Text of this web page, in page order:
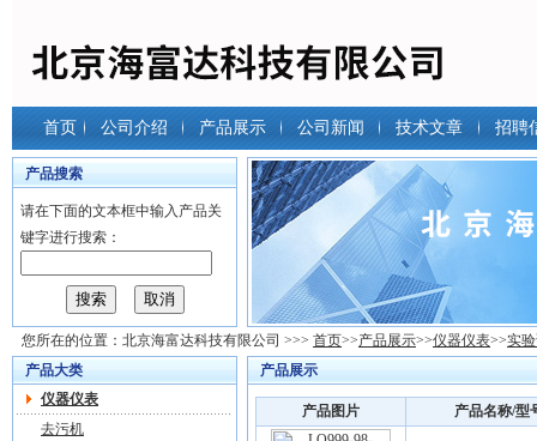
首页 公司介绍 产品展示 公司新闻 技术文章 招聘
产品搜索
请在下面的文本框中输入产品关
键字进行搜索：
您所在的位置： 北京海富达科技有限公司 >>> 首页>>产品展示>>仪器仪表>>实
产品大类
仪器仪表
去污机
产品展示
产品图片 产品名称/型